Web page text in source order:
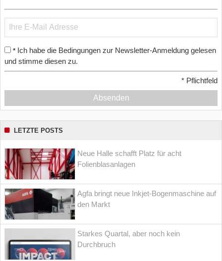
* Ich habe die Bedingungen zur Newsletter-Anmeldung gelesen
und stimme diesen zu.
* Pflichtfeld
Absenden
LETZTE POSTS
Neue Halle schafft Platz für acht
Folienblasanlagen
Agfa bringt neue Inkjet-Bogenmaschine auf
den Markt
Starkes Quartal, aber noch kein
Durchbruch